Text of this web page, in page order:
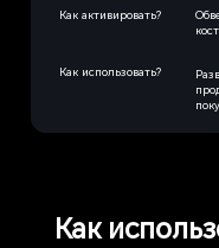
Как активировать?
Как использовать?
Как